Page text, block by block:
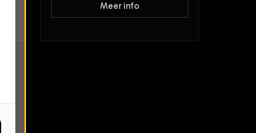
Meer info